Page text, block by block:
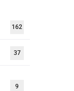
162
37
9